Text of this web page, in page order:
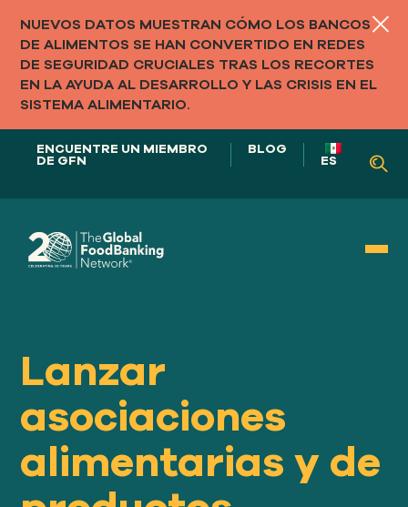
NUEVOS DATOS MUESTRAN CÓMO LOS BANCOS
DE ALIMENTOS SE HAN CONVERTIDO EN REDES
DE SEGURIDAD CRUCIALES TRAS LOS RECORTES
EN LA AYUDA AL DESARROLLO Y LAS CRISIS EN EL
SISTEMA ALIMENTARIO.
ENCUENTRE UN MIEMBRO
DE GFN
BLOG
ES
Nuestro
ENFOQUE
Nuestro
Lanzar
asociaciones
alimentarias y de